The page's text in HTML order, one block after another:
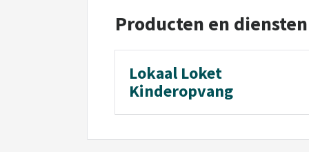
Producten en diensten
Lokaal Loket
Kinderopvang